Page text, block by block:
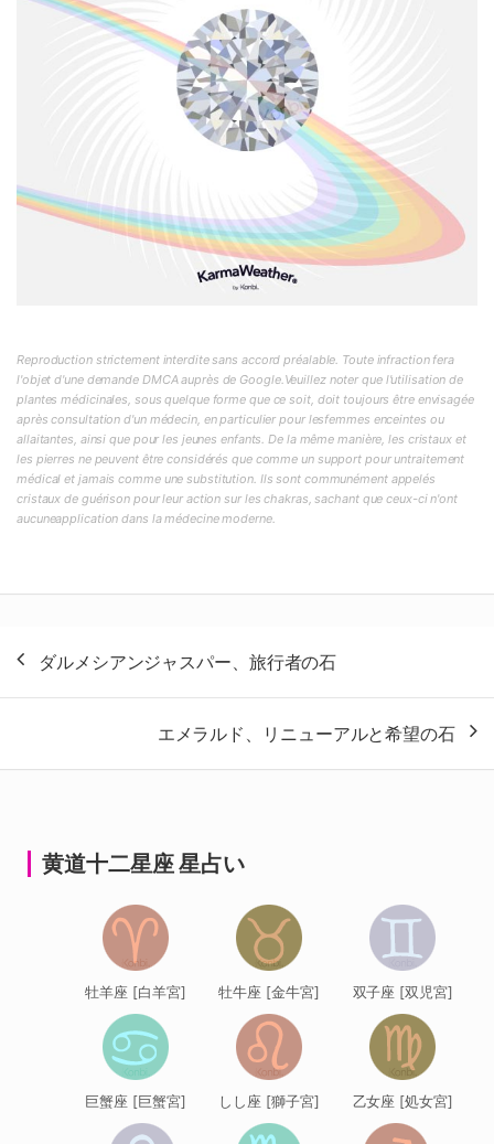
Reproduction strictement interdite sans accord préalable. Toute infraction fera
l'objet d'une demande DMCA auprès de Google.Veuillez noter que l'utilisation de
plantes médicinales, sous quelque forme que ce soit, doit toujours être envisagée
après consultation d'un médecin, en particulier pour lesfemmes enceintes ou
allaitantes, ainsi que pour les jeunes enfants. De la même manière, les cristaux et
les pierres ne peuvent être considérés que comme un support pour untraitement
médical et jamais comme une substitution. Ils sont communément appelés
cristaux de guérison pour leur action sur les chakras, sachant que ceux-ci n'ont
aucuneapplication dans la médecine moderne.
稿
ナ
ゲ
ダルメシアンジャスパー、旅行者の石
エメラルド、リニューアルと希望の石
黄道十二星座 星占い
牡羊座 [白羊宮] 牡牛座 [金牛宮] 双子座 [双児宮]
巨蟹座 [巨蟹宮] しし座 [獅子宮] 乙女座 [処女宮]